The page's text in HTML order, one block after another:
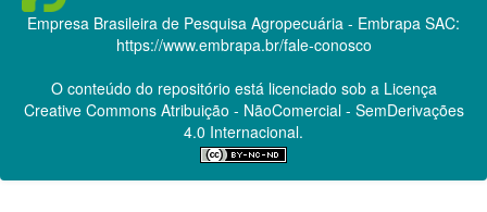
Empresa Brasileira de Pesquisa Agropecuária - Embrapa SAC:
https://www.embrapa.br/fale-conosco
O conteúdo do repositório está licenciado sob a Licença
Creative CommonsAtribuição - NãoComercial - SemDerivações
4.0 Internacional.